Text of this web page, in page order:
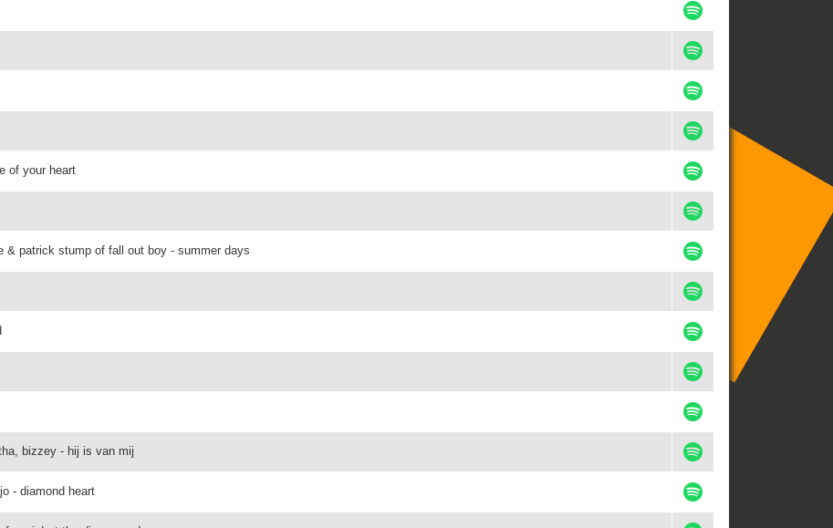
of your heart
& patrick stump of fall out boy - summer days
bizzey - hij is van mij
- diamond heart